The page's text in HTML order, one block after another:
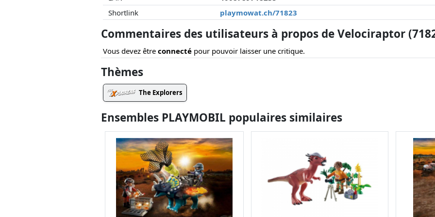
Shortlink
playmowat.ch/71823
Commentaires des utilisateurs à propos de Velociraptor
Vous devez être connecté pour pouvoir laisser une critique.
Thèmes
The Explorers
Ensembles PLAYMOBIL populaires similaires